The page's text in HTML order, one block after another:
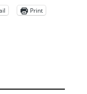
Print